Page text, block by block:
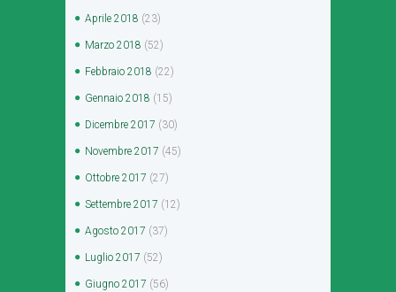
Aprile 2018 (23)
Marzo 2018 (52)
Febbraio 2018 (22)
Gennaio 2018 (15)
Dicembre 2017 (30)
Novembre 2017 (45)
Ottobre 2017 (27)
Settembre 2017 (12)
Agosto 2017 (37)
Luglio 2017 (52)
Giugno 2017 (56)